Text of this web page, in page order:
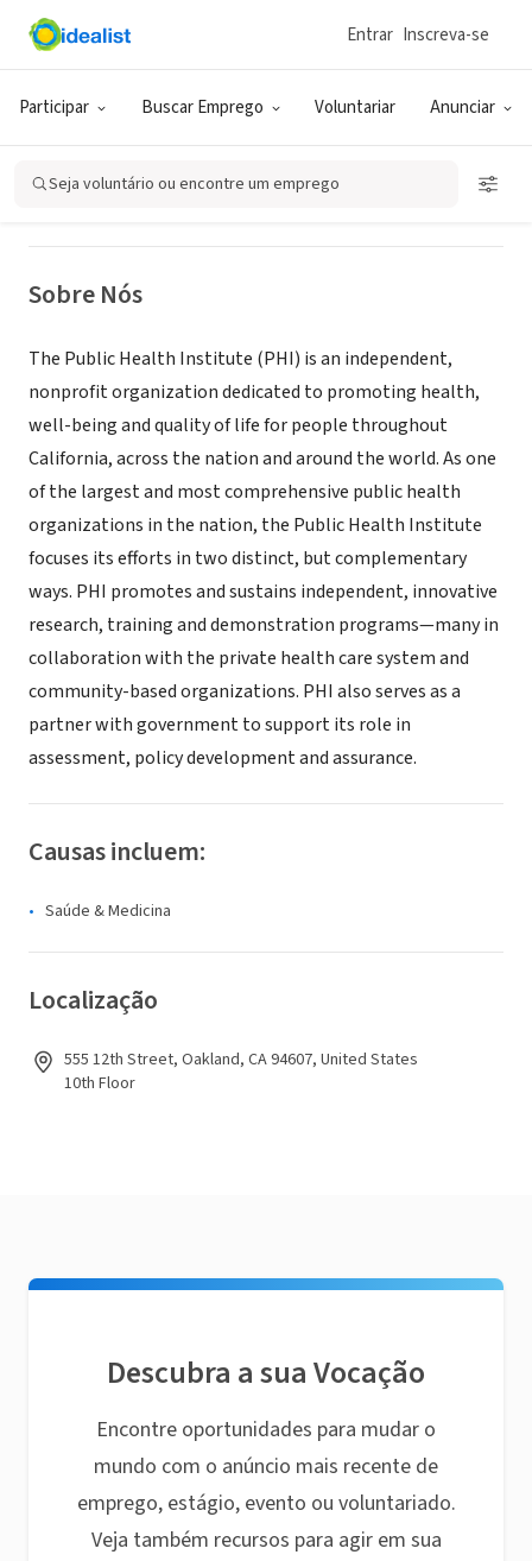
Participar Buscar Emprego Voluntariar Anunciar
Entrar Inscreva-se
Seja voluntário ou encontre um emprego
ONG (SETOR SOCIAL)
Public Health Institute (PHI)
Sobre Nós
The Public Health Institute (PHI) is an independent,
nonprofit organization dedicated to promoting health,
well-being and quality of life for people throughout
California, across the nation and around the world. As one
of the largest and most comprehensive public health
organizations in the nation, the Public Health Institute
focuses its efforts in two distinct, but complementary
ways. PHI promotes and sustains independent, innovative
research, training and demonstration programs—many in
collaboration with the private health care system and
community-based organizations. PHI also serves as a
partner with government to support its role in
assessment, policy development and assurance.
Causas incluem:
Saúde & Medicina
Localização
555 12th Street, Oakland, CA 94607, United States
10th Floor
Descubra a sua Vocação
Encontre oportunidades para mudar o
mundo com o anúncio mais recente de
emprego, estágio, evento ou voluntariado.
Veja também recursos para agir em sua